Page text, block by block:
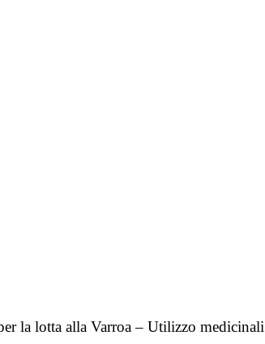
la lotta alla Varroa – Utilizzo medicinali